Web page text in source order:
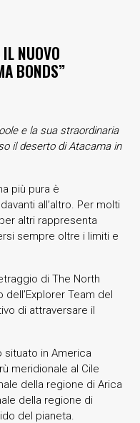
NUOVO
BONDS”
e la sua straordinaria
il deserto di Atacama in
più pura è
all’altro. Per molti
altri rappresenta
sempre oltre i limiti e
di The North
Team del
di attraversare il
situato in America
meridionale al Cile
della regione di Arica
della regione di
del pianeta.